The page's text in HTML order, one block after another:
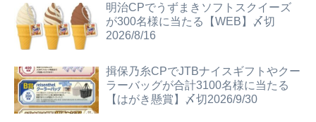
明治CPでうずまきソフトスクイーズ
が300名様に当たる【WEB】〆切
2026/8/16
揖保乃糸CPでJTBナイスギフトやクー
ラーバッグが合計3100名様に当たる
【はがき懸賞】〆切2026/9/30